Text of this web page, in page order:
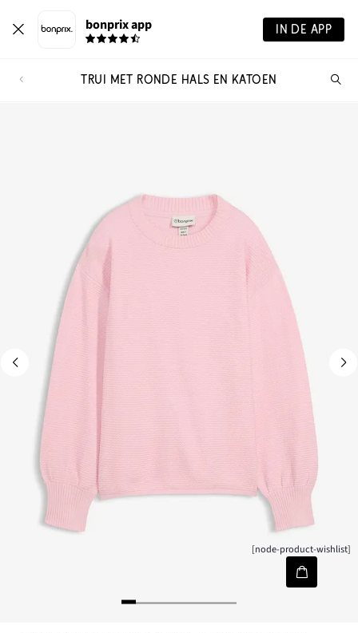
bonprix app IN DE APP
TRUI MET RONDE HALS EN KATOEN
[node-product-wishlist]